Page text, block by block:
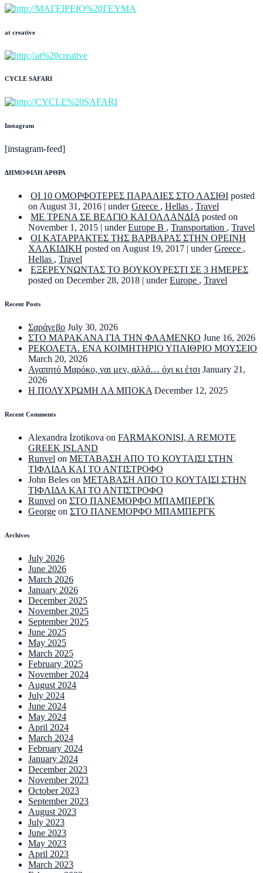
at creative
CYCLE SAFARI
Instagram
[instagram-feed]
ΔΗΜΟΦΙΛΗ ΑΡΘΡΑ
ΟΙ 10 ΟΜΟΡΦΟΤΕΡΕΣ ΠΑΡΑΛΙΕΣ ΣΤΟ ΛΑΣΙΘΙ posted
on August 31, 2016 | underGreece , Hellas , Travel
ΜΕ ΤΡΕΝΑ ΣΕ ΒΕΛΓΙΟ ΚΑΙ ΟΛΛΑΝΔΙΑ posted on
November 1, 2015 | underEurope B , Transportation , Travel
ΟΙ ΚΑΤΑΡΡΑΚΤΕΣ ΤΗΣ ΒΑΡΒΑΡΑΣ ΣΤΗΝ ΟΡΕΙΝΗ
ΧΑΛΚΙΔΙΚΗ posted on August 19, 2017 | underGreece ,
Hellas , Travel
ΕΞΕΡΕΥΝΩΝΤΑΣ ΤΟ ΒΟΥΚΟΥΡΕΣΤΙ ΣΕ 3 ΗΜΕΡΕΣ
posted on December 28, 2018 | underEurope , Travel
Recent Posts
Σαράγεβο July 30, 2026
ΣΤΟ ΜΑΡΑΚΑΝΑ ΓΙΑ ΤΗΝ ΦΛΑΜΕΝΚΟ June 16, 2026
ΡΕΚΟΛΕΤΑ. ΕΝΑ ΚΟΙΜΗΤΗΡΙΟ ΥΠΑΙΘΡΙΟ ΜΟΥΣΕΙΟ
March 20, 2026
Αγαπητό Μαρόκο, ναι μεν, αλλά… όχι κι έτσι January 21,
2026
Η ΠΟΛΥΧΡΩΜΗ ΛΑ ΜΠΟΚΑ December 12, 2025
Recent Comments
Alexandra İzotikova on FARMAKONISI, A REMOTE
GREEK ISLAND
Runvel on ΜΕΤΑΒΑΣΗ ΑΠΟ ΤΟ ΚΟΥΤΑΙΣΙ ΣΤΗΝ
ΤΙΦΛΙΔΑ ΚΑΙ ΤΟ ΑΝΤΙΣΤΡΟΦΟ
John Beles on ΜΕΤΑΒΑΣΗ ΑΠΟ ΤΟ ΚΟΥΤΑΙΣΙ ΣΤΗΝ
ΤΙΦΛΙΔΑ ΚΑΙ ΤΟ ΑΝΤΙΣΤΡΟΦΟ
Runvel on ΣΤΟ ΠΑΝΕΜΟΡΦΟ ΜΠΑΜΠΕΡΓΚ
George on ΣΤΟ ΠΑΝΕΜΟΡΦΟ ΜΠΑΜΠΕΡΓΚ
Archives
July 2026
June 2026
March 2026
January 2026
December 2025
November 2025
September 2025
June 2025
May 2025
March 2025
February 2025
November 2024
August 2024
July 2024
June 2024
May 2024
April 2024
March 2024
February 2024
January 2024
December 2023
November 2023
October 2023
September 2023
August 2023
July 2023
June 2023
May 2023
April 2023
March 2023